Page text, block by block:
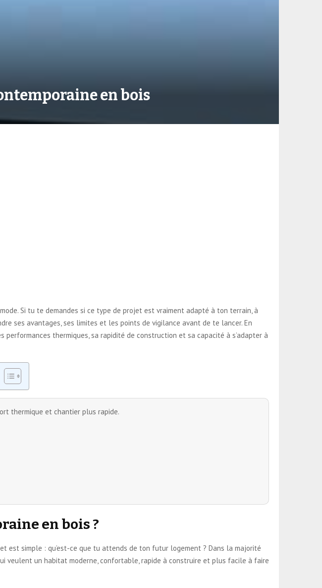
en bois
mode. Si tu te demandes si ce type de projet est vraiment adapté à ton terrain, à
ses avantages, ses limites et les points de vigilance avant de te lancer. En
thermiques, sa rapidité de construction et sa capacité à s’adapter à
thermique et chantier plus rapide.
en bois ?
est simple : qu’est-ce que tu attends de ton futur logement ? Dans la majorité
veulent un habitat moderne, confortable, rapide à construire et plus facile à faire